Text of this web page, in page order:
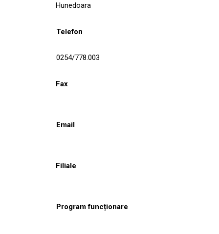
Hunedoara
Telefon
0254/778.003
Fax
Email
Filiale
Program funcționare